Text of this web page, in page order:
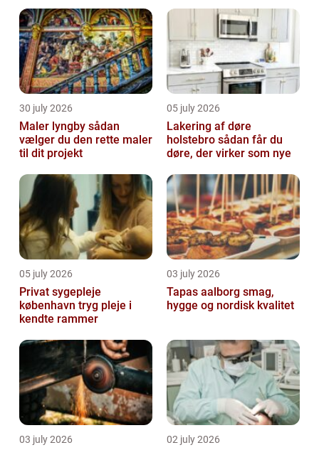
30 july 2026
Maler lyngby sådan
vælger du den rette maler
til dit projekt
05 july 2026
Lakering af døre
holstebro sådan får du
døre, der virker som nye
05 july 2026
Privat sygepleje
københavn tryg pleje i
kendte rammer
03 july 2026
Tapas aalborg smag,
hygge og nordisk kvalitet
03 july 2026 02 july 2026